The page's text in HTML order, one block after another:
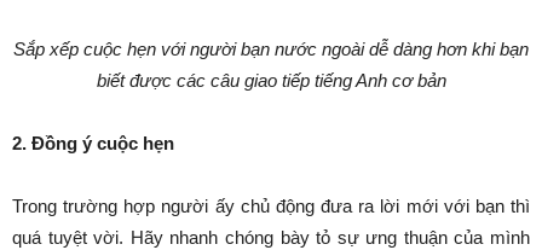
Sắp xếp cuộc hẹn với người bạn nước ngoài dễ dàng hơn khi bạn
biết được các câu giao tiếp tiếng Anh cơ bản
2. Đồng ý cuộc hẹn
Trong trường hợp người ấy chủ động đưa ra lời mới với bạn thì
quá tuyệt vời. Hãy nhanh chóng bày tỏ sự ưng thuận của mình